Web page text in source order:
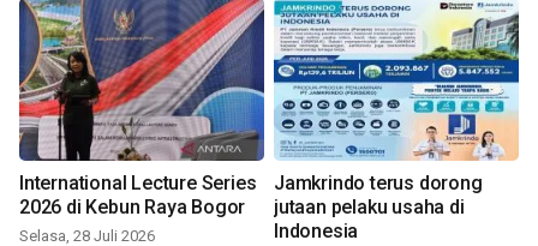
International Lecture Series
2026 di Kebun Raya Bogor
Selasa, 28 Juli 2026
Jamkrindo terus dorong
jutaan pelaku usaha di
Indonesia